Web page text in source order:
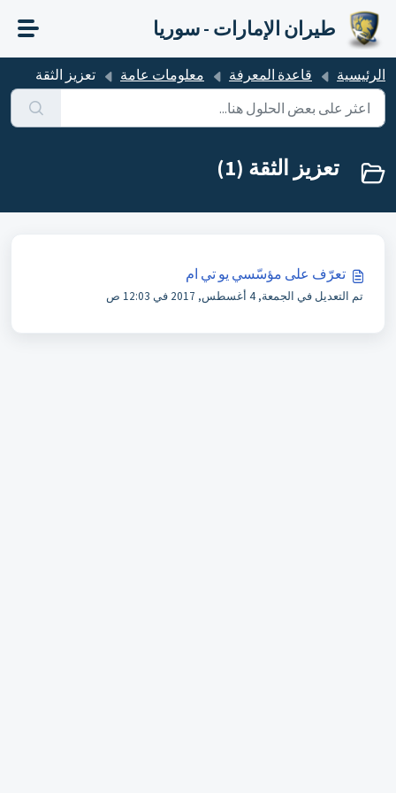
التخطّي إلى المحتوى الرئيسي
طيران الإمارات - سوريا
الرئيسية قاعدة المعرفة معلومات عامة تعزيز الثقة
تعزيز الثقة (1)
تعرّف على مؤسّسي يو تي ام
تم التعديل في الجمعة, 4 أغسطس, 2017 في 12:03 ص